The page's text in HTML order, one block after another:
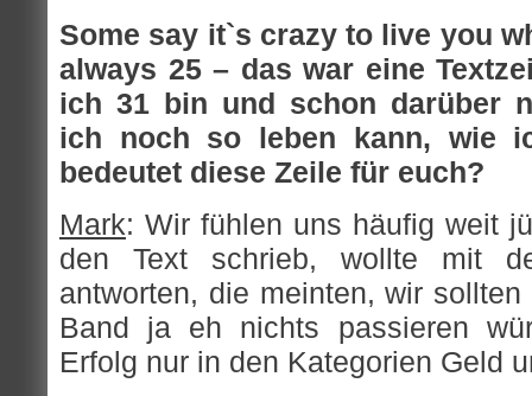
Some say it`s crazy to live you
always 25 – das war eine
ich 31 bin und schon darüber
ich noch so leben kann, wie
bedeutet diese Zeile für euch?
Mark: Wir fühlen uns häufig weit
den Text schrieb, wollte mit
antworten, die meinten, wir
Band ja eh nichts passieren
Erfolg nur in den Kategorien Geld